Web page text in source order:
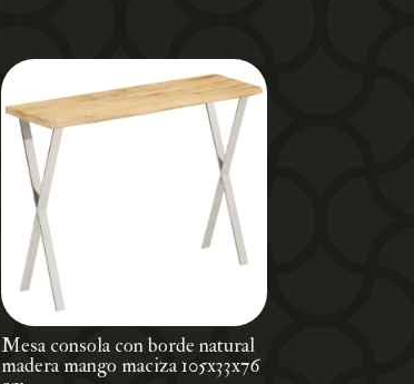
Mesa consola con borde natural
madera mango maciza 105x33x76